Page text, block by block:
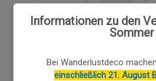
Verfügbar
KAUFEN
Informationen zu den
Sommer
Bei Wanderlustdeco
einschließlich 21. August